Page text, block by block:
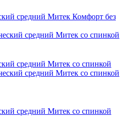
средний Митек Комфорт без
средний Митек со спинкой
средний Митек со спинкой